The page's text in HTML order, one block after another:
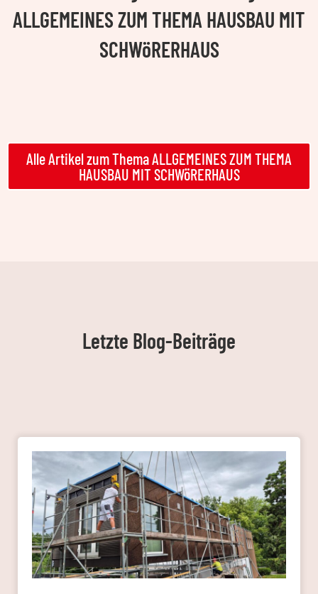
ALLGEMEINES ZUM THEMA HAUSBAU MIT
SCHWöRERHAUS
Alle Artikel zum Thema ALLGEMEINES ZUM THEMA
HAUSBAU MIT SCHWöRERHAUS
Letzte Blog-Beiträge